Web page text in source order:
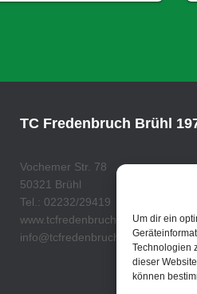
Um dir ein
Technologien
dieser
können
TC Fredenbruch Brühl
Vochemer Str. 78
50321 Brühl
Tel.: 02232/29419
www.tcfredenbruch.de
info@tcfredenbruch.de